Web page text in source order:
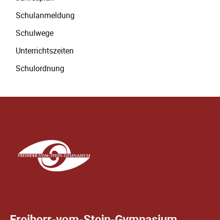
Schulanmeldung
Schulwege
Unterrichtszeiten
Schulordnung